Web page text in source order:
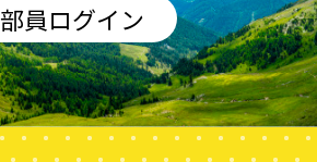
部員ログイン